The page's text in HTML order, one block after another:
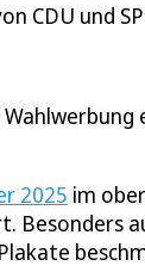
CDU und
2025 im
Besonders